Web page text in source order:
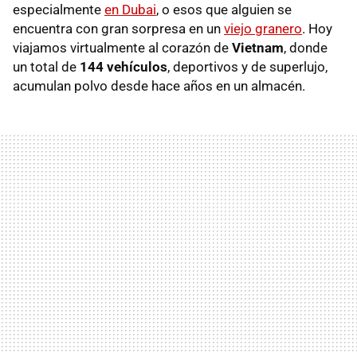
especialmente en Dubai, o esos que alguien se
encuentra con gran sorpresa en un viejo granero. Hoy
viajamos virtualmente al corazón de Vietnam, donde
un total de 144 vehículos, deportivos y de superlujo,
acumulan polvo desde hace años en un almacén.